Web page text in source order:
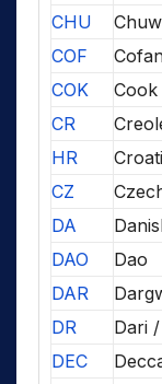
CHU
COF
COK
CR
HR
CZ
DA
DAO
Dao
DAR
DR
Dari
DEC